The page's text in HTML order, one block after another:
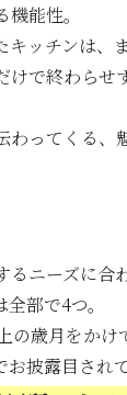
能性。
キッチンは、
けで終わらせ
わってくる、
るニーズに合
部で4つ。
の歳月をかけ
お披露目され